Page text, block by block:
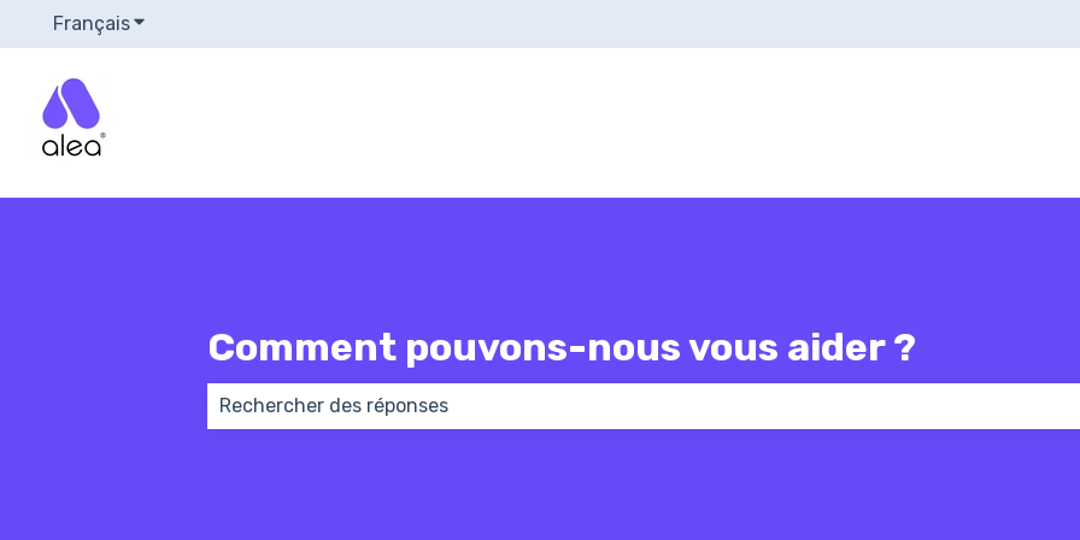
FrançaisAfficher le sous-menu pour les traductions
Comment pouvons-nous vous aider ?